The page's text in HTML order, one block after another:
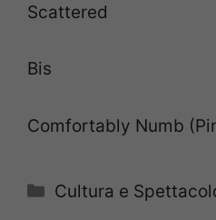
Scattered
Bis
Comfortably Numb
Categorie
Cultura e